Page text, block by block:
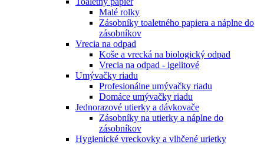
Malé rolky
Zásobníky toaletného papiera a náplne do
zásobníkov
Vrecia na odpad
Koše a vrecká na biologický odpad
Vrecia na odpad - igelitové
Umývačky riadu
Profesionálne umývačky riadu
Domáce umývačky riadu
Jednorazové utierky a dávkovače
Zásobníky na utierky a náplne do
zásobníkov
Hygienické vreckovky a vlhčené urietky